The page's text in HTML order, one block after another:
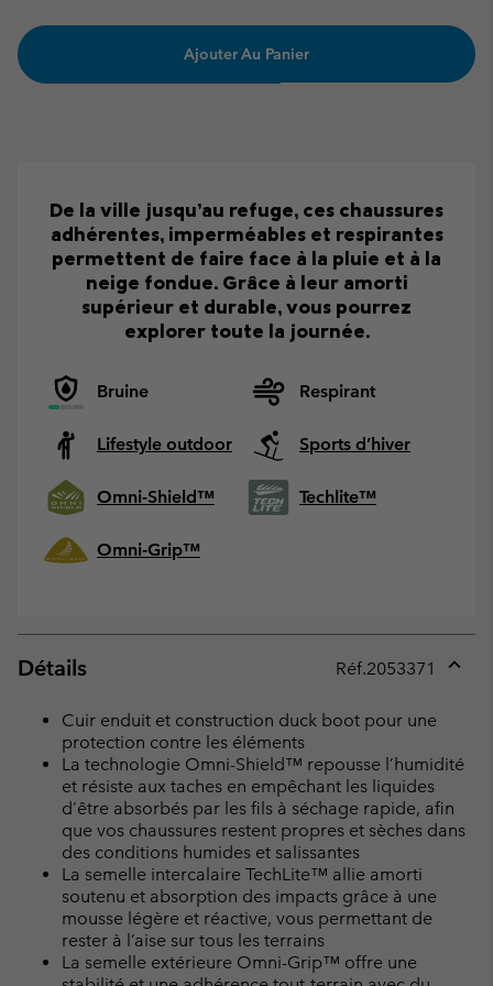
Ajouter Au Panier
De la ville jusqu’au refuge, ces chaussures
adhérentes, imperméables et respirantes
permettent de faire face à la pluie et à la
neige fondue. Grâce à leur amorti
supérieur et durable, vous pourrez
explorer toute la journée.
Bruine Respirant
Lifestyle outdoor Sports d’hiver
Omni-Shield™ Techlite™
Omni-Grip™
Détails Réf.2053371
Cuir enduit et construction duck boot pour une
protection contre les éléments
La technologie Omni-Shield™ repousse l’humidité
et résiste aux taches en empêchant les liquides
d’être absorbés par les fils à séchage rapide, afin
que vos chaussures restent propres et sèches dans
des conditions humides et salissantes
La semelle intercalaire TechLite™ allie amorti
soutenu et absorption des impacts grâce à une
mousse légère et réactive, vous permettant de
rester à l’aise sur tous les terrains
La semelle extérieure Omni-Grip™ offre une